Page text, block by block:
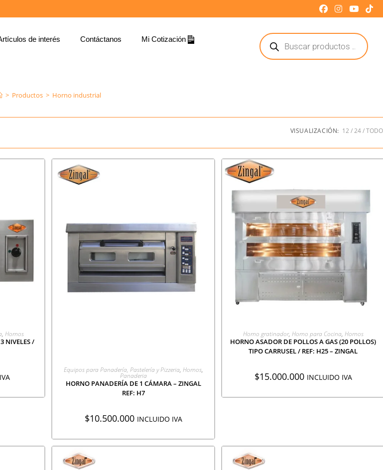
de interés Contáctanos Mi Cotización
> Productos > Horno industrial
VISUALIZACIÓN: 12 24 TODO
, Hornos
NIVELES /
AGREGAR A COTIZACIÓN
Equipos para Panadería, Pastelería y Pizzeria, Hornos,
Panaderia
HORNO PANADERÍA DE 1 CÁMARA – ZINGAL
REF: H7
$10.500.000 INCLUIDO IVA
AGREGAR A COTIZACIÓN
Horno gratinador, Horno para Cocina, Hornos
HORNO ASADOR DE POLLOS A GAS (20 POLLOS)
TIPO CARRUSEL / REF: H25 – ZINGAL
$15.000.000 INCLUIDO IVA